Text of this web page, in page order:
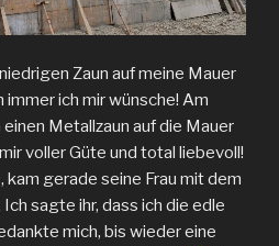
Zaun auf meine Mauer
immer ich mir wünsche! Am
Metallzaun auf die Mauer
voller Güte und total liebevoll!
gerade seine Frau mit dem
sagte ihr, dass ich die edle
mich, bis wieder eine